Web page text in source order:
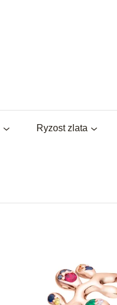
Ryzost zlata